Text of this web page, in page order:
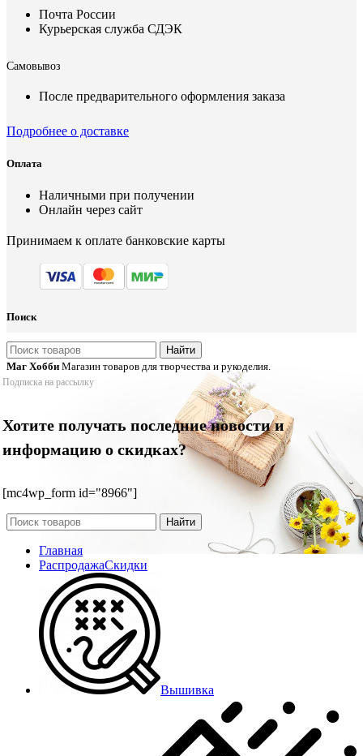
Почта России
Курьерская служба СДЭК
Самовывоз
После предварительного оформления заказа
Подробнее о доставке
Оплата
Наличными при получении
Онлайн через сайт
Принимаем к оплате банковские карты
Поиск
Найти
Маг Хобби Магазин товаров для творчества и рукоделия.
Подписка на рассылку
Хотите получать последние новости и
информацию о скидках?
[mc4wp_form id="8966"]
Найти
Главная
РаспродажаСкидки
Вышивка